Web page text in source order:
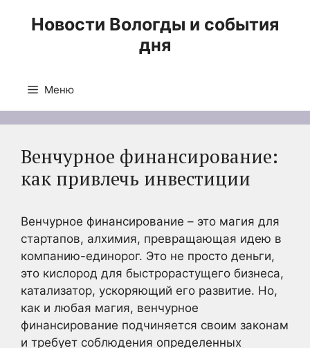
Новости Вологды и события
дня
Меню
Венчурное финансирование:
как привлечь инвестиции
Венчурное финансирование – это магия для
стартапов, алхимия, превращающая идею в
компанию-единорог. Это не просто деньги,
это кислород для быстрорастущего бизнеса,
катализатор, ускоряющий его развитие. Но,
как и любая магия, венчурное
финансирование подчиняется своим законам
и требует соблюдения определенных